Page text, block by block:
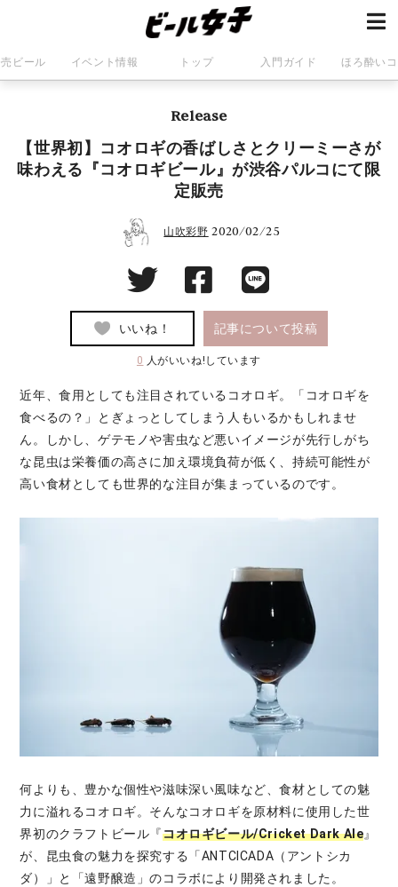
ビール イベント情報 トップ 入門ガイド ほろ酔い
Release
【世界初】コオロギの香ばしさとクリーミーさが
味わえる『コオロギビール』が渋谷パルコにて限
定販売
山吹彩野 2020/02/25
いいね！ 記事について投稿
0 人がいいね!しています
近年、食用としても注目されているコオロギ。「コオロギを
食べるの？」とぎょっとしてしまう人もいるかもしれませ
ん。しかし、ゲテモノや害虫など悪いイメージが先行しがち
な昆虫は栄養価の高さに加え環境負荷が低く、持続可能性が
高い食材としても世界的な注目が集まっているのです。
何よりも、豊かな個性や滋味深い風味など、食材としての魅
力に溢れるコオロギ。そんなコオロギを原材料に使用した世
界初のクラフトビール『コオロギビール/Cricket Dark Ale』
が、昆虫食の魅力を探究する「ANTCICADA（アントシカ
ダ）」と「遠野醸造」のコラボにより開発されました。